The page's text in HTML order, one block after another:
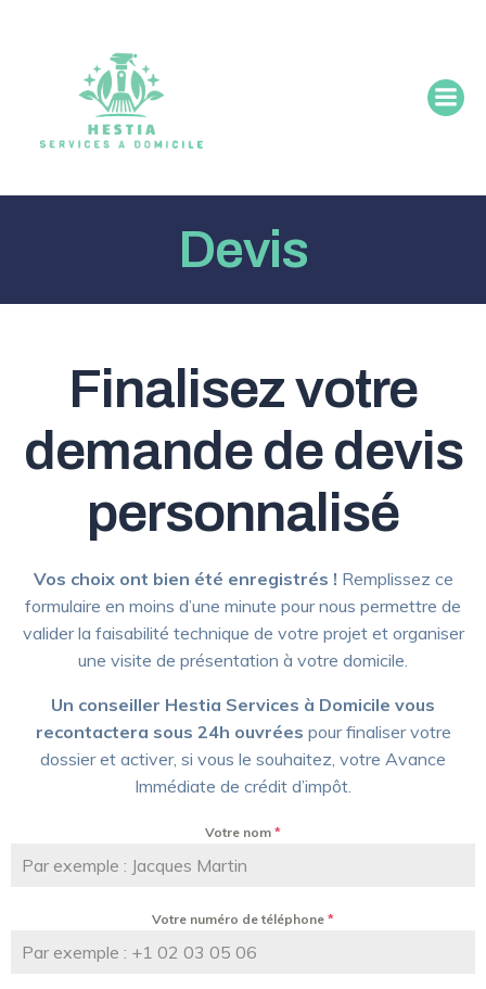
Devis
Finalisez votre
demande de devis
personnalisé
Vos choix ont bien été enregistrés ! Remplissez ce
formulaire en moins d’une minute pour nous permettre de
valider la faisabilité technique de votre projet et organiser
une visite de présentation à votre domicile.
Un conseiller Hestia Services à Domicile vous
recontactera sous 24h ouvrées pour finaliser votre
dossier et activer, si vous le souhaitez, votre Avance
Immédiate de crédit d’impôt.
Votre nom *
Votre numéro de téléphone *